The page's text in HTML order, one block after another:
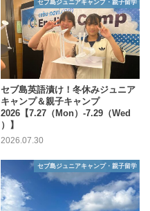
セブ島ジュニアキャンプ・親子留学
セブ島英語漬け！冬休みジュニア
キャンプ＆親子キャンプ
2026【7.27（Mon）-7.29（Wed
）】
2026.07.30
セブ島ジュニアキャンプ・親子留学